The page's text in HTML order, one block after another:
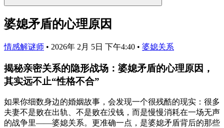
婆媳矛盾的心理原因
情感解谜师 • 2026年 2月 5日 下午4:40 • 婆媳关系
揭秘亲密关系的隐形战场：婆媳矛盾的心理原因，
其实远不止“性格不合”
如果你细数身边的婚姻故事，会发现一个很残酷的现实：很多
夫妻不是败在出轨、不是败在没钱，而是慢慢消耗在一场无声
的战争里——婆媳关系。更准确一点，是婆媳矛盾背后的那些